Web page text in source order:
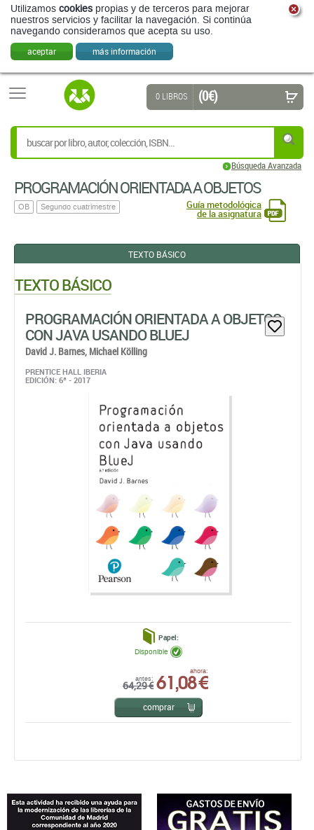
Utilizamos cookies propias y de terceros para mejorar
nuestros servicios y facilitar la navegación. Si continúa
navegando consideramos que acepta su uso.
aceptar más información
Búsqueda Avanzada
0 LIBROS (0 €)
PROGRAMACIÓN ORIENTADA A OBJETOS
OB Segundo cuatrimestre Guía metodológica
de la asignatura
TEXTO BÁSICO
TEXTO BÁSICO
PROGRAMACIÓN ORIENTADA A OBJETOS
CON JAVA USANDO BLUEJ
David J. Barnes, Michael Kölling
PRENTICE HALL IBERIA
EDICIÓN: 6ª - 2017
Papel:
antes:
64,29 €
ahora:
61,08 €
Disponible
comprar